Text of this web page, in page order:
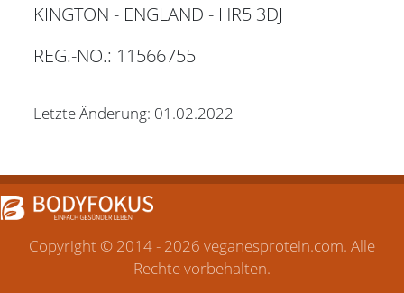
KINGTON - ENGLAND - HR5 3DJ
REG.-NO.: 11566755
Letzte Änderung: 01.02.2022
Copyright © 2014 - 2026 veganesprotein.com. Alle
Rechte vorbehalten.